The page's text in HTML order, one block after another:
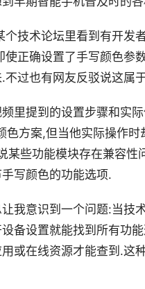
个技术论坛里看到有开发
使正确设置了手写颜色参
不过也有网友反驳说这属
里提到的设置步骤和实
色方案,但当他实际操作
某些功能模块存在兼容
写颜色的功能选项.
我意识到一个问题:当技
备设置就能找到所有功
或在线资源才能查到.这